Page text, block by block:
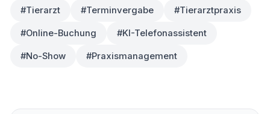
#Tierarzt #Terminvergabe #Tierarztpraxis
#Online-Buchung #KI-Telefonassistent
#No-Show #Praxismanagement